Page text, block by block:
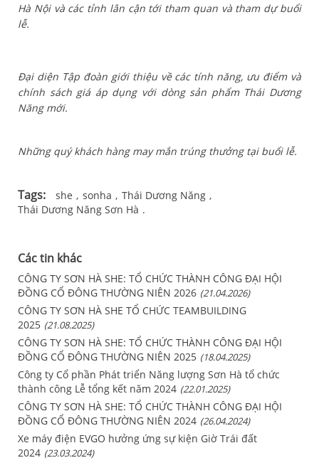
Hà Nội và các tỉnh lân cận tới tham quan và tham dự buổi
lễ.
Đại diện Tập đoàn giới thiệu về các tính năng, ưu điểm và
chính sách giá áp dụng với dòng sản phẩm Thái Dương
Năng mới.
Những quý khách hàng may mắn trúng thưởng tại buổi lễ.
Tags: she sonha
Thái Dương Năng
Thái Dương Năng Sơn Hà
Các tin khác
CÔNG TY SƠN HÀ SHE: TỔ CHỨC THÀNH CÔNG ĐẠI HỘI
ĐỒNG CỔ ĐÔNG THƯỜNG NIÊN 2026 (21.04.2026)
CÔNG TY SƠN HÀ SHE TỔ CHỨC TEAMBUILDING
2025 (21.08.2025)
CÔNG TY SƠN HÀ SHE: TỔ CHỨC THÀNH CÔNG ĐẠI HỘI
ĐỒNG CỔ ĐÔNG THƯỜNG NIÊN 2025 (18.04.2025)
Công ty Cổ phần Phát triển Năng lượng Sơn Hà tổ chức
thành công Lễ tổng kết năm 2024 (22.01.2025)
CÔNG TY SƠN HÀ SHE: TỔ CHỨC THÀNH CÔNG ĐẠI HỘI
ĐỒNG CỔ ĐÔNG THƯỜNG NIÊN 2024 (26.04.2024)
Xe máy điện EVGO hưởng ứng sự kiện Giờ Trái đất
2024 (23.03.2024)